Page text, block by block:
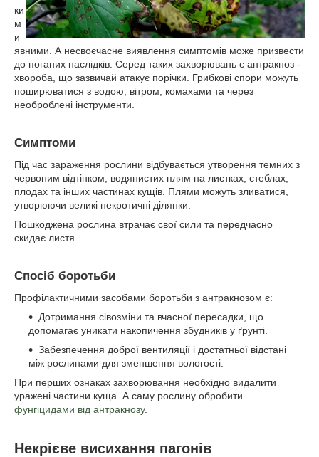
ки
м
и
явними. А несвоєчасне виявлення симптомів може призвести
до поганих наслідків. Серед таких захворювань є антракноз -
хвороба, що зазвичай атакує порічки. Грибкові спори можуть
поширюватися з водою, вітром, комахами та через
необроблені інструменти.
Симптоми
Під час зараження рослини відбувається утворення темних з
червоним відтінком, водянистих плям на листках, стеблах,
плодах та інших частинах кущів. Плями можуть зливатися,
утворюючи великі некротичні ділянки.
Пошкоджена рослина втрачає свої сили та передчасно
скидає листя.
Спосіб боротьби
Профілактичними засобами боротьби з антракнозом є:
Дотримання сівозміни та вчасної пересадки, що
допомагає уникати накопичення збудників у ґрунті.
Забезпечення доброї вентиляції і достатньої відстані
між рослинами для зменшення вологості.
При перших ознаках захворювання необхідно видалити
уражені частини куща. А саму рослину обробити
фунгіцидами від антракнозу.
Некрієве висихання пагонів